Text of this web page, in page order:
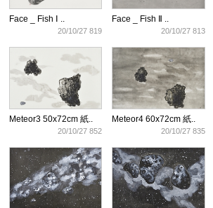
Face _ Fish Ⅰ ..
20/10/27 819
Face _ Fish Ⅱ ..
20/10/27 813
Meteor3 50x72cm 紙..
20/10/27 852
Meteor4 60x72cm 紙..
20/10/27 835